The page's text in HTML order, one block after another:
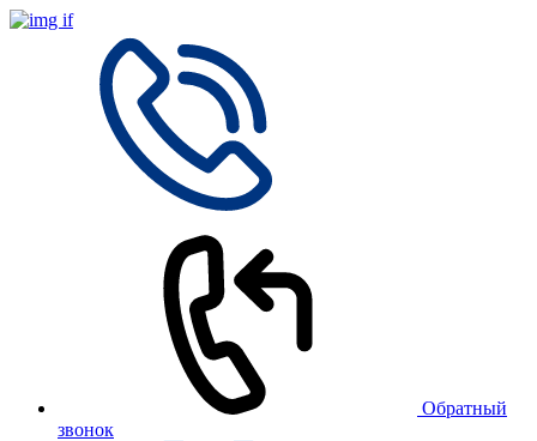
Обратный
звонок